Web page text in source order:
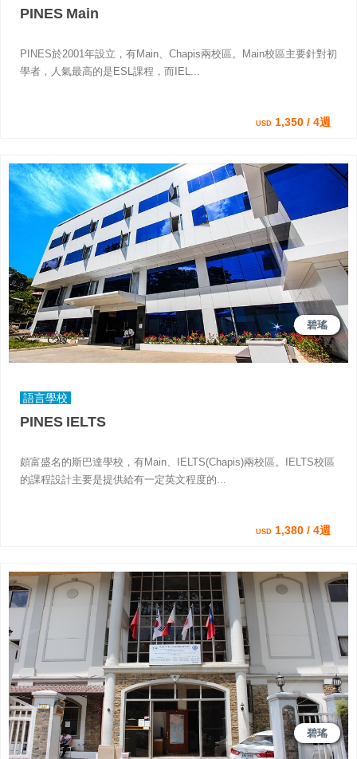
PINES Main
PINES於2001年設立，有Main、Chapis兩校區。Main校區主要針對初
學者，人氣最高的是ESL課程，而IEL...
USD 1,350 / 4週
碧瑤
語言學校
PINES IELTS
頗富盛名的斯巴達學校，有Main、IELTS(Chapis)兩校區。IELTS校區
的課程設計主要是提供給有一定英文程度的...
USD 1,380 / 4週
碧瑤